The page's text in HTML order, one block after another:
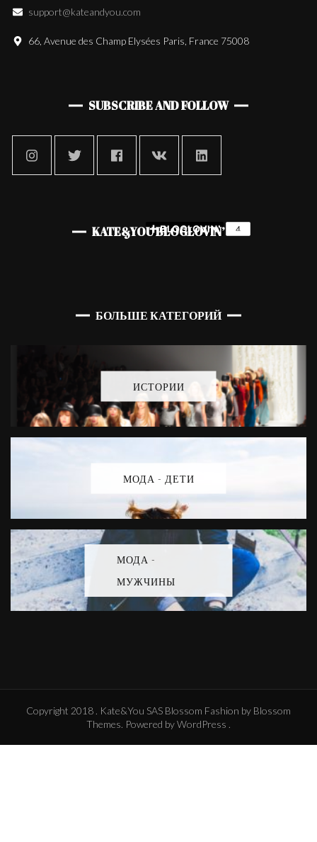
support@kateandyou.com
66, Avenue des Champ Elysées Paris, France 75008
SUBSCRIBE AND FOLLOW
KATE&YOU BLOGLOVIN’
БОЛЬШЕ КАТЕГОРИЙ
ИСТОРИИ
МОДА - ДЕТИ
МОДА -
МУЖЧИНЫ
Copyright 2018 . Kate&You SAS Blossom Fashion by Blossom
Themes. Powered byWordPress .